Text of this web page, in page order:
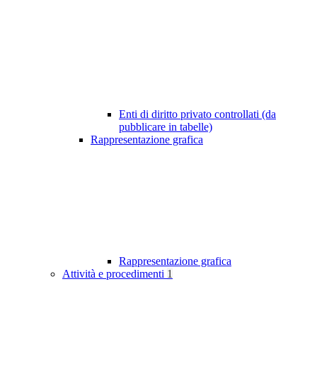
Enti di diritto privato controllati (da
pubblicare in tabelle)
Rappresentazione grafica
Rappresentazione grafica
Attività e procedimenti 1